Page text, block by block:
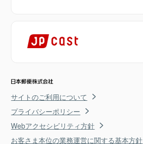
サイトのご利用について
プライバシーポリシー
Webアクセシビリティ方針
お客さま本位の業務運営に関する基本方針